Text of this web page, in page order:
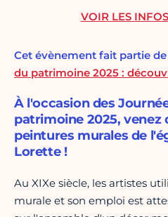
Cet évènement fait partie de
du patrimoine 2025 :
À l'occasion des
patrimoine 2025, venez
peintures murales de
Lorette !
Au XIXe siècle, les artistes
murale et son emploi est
VOIR LES